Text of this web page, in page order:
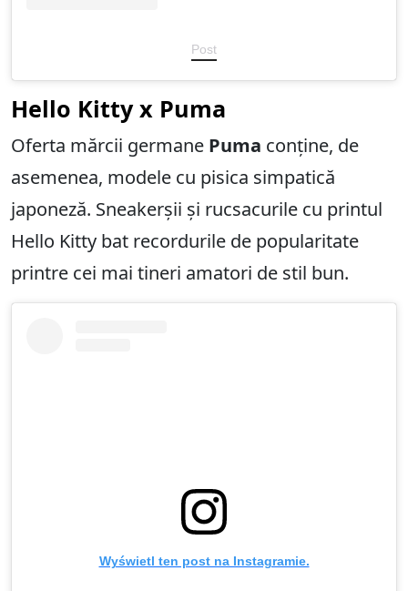
Post
Hello Kitty x Puma
Oferta mărcii germane Puma conține, de
asemenea, modele cu pisica simpatică
japoneză. Sneakerșii și rucsacurile cu printul
Hello Kitty bat recordurile de popularitate
printre cei mai tineri amatori de stil bun.
Wyświetl ten post na Instagramie.